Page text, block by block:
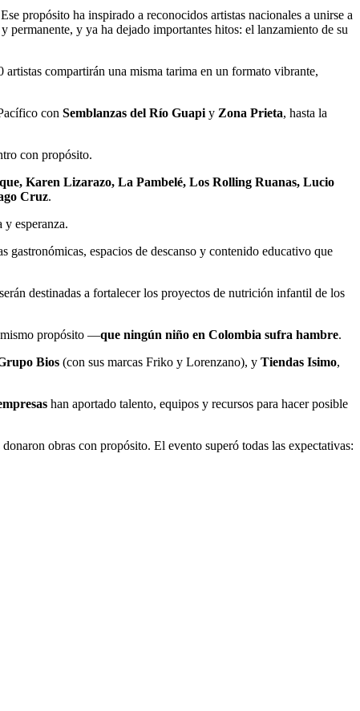
propósito ha inspirado a reconocidos artistas nacionales a unirse a
y ya ha dejado importantes hitos: el lanzamiento de su
compartirán una misma tarima en un formato vibrante,
con Semblanzas del Río Guapi y Zona Prieta, hasta la
con propósito.
Karen Lizarazo, La Pambelé, Los Rolling Ruanas, Lucio
Cruz.
y esperanza.
espacios de descanso y contenido educativo que
serán destinadas a fortalecer los proyectos de nutrición infantil de los
mismo propósito —que ningún niño en Colombia sufra hambre.
Bios (con sus marcas Friko y Lorenzano), y Tiendas Isimo,
han aportado talento, equipos y recursos para hacer posible
donaron obras con propósito. El evento superó todas las expectativas: